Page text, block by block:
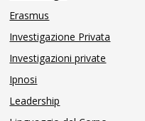
Erasmus
Investigazione Privata
Investigazioni private
Ipnosi
Leadership